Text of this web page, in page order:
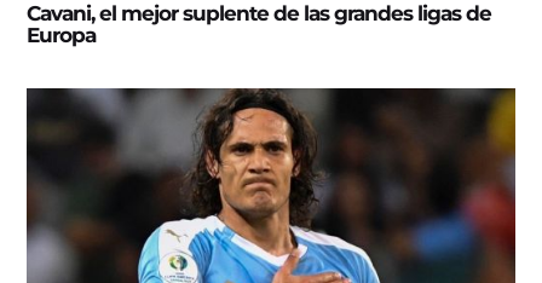
Cavani, el mejor suplente de las grandes ligas de
Europa